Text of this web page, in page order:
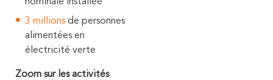
3 millions de personnes
alimentées en
électricité verte
Zoom sur les activités